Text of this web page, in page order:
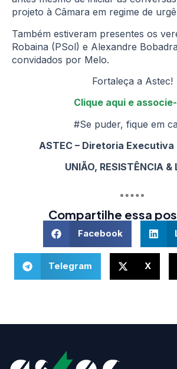
projeto à Câmara em regime de
Também estiveram presentes os
Robaina (PSol) e Alexandre
convidados por Melo.
Fortaleça a Astec!
Clique aqui e
#Se puder, fique em
ASTEC – Diretoria Executiva
UNIÃO, RESISTÊNCIA &
Compartilhe essa
Facebook
Telegram X